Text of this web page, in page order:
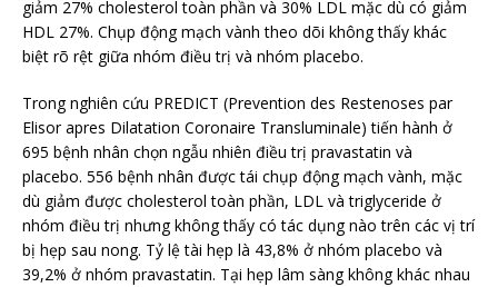
giảm 27% cholesterol toàn phần và 30% LDL mặc dù có giảm
HDL 27%. Chụp động mạch vành theo dõi không thấy khác
biệt rõ rệt giữa nhóm điều trị và nhóm placebo.
Trong nghiên cứu PREDICT (Prevention des Restenoses par
Elisor apres Dilatation Coronaire Transluminale) tiến hành ở
695 bệnh nhân chọn ngẫu nhiên điều trị pravastatin và
placebo. 556 bệnh nhân được tái chụp động mạch vành, mặc
dù giảm được cholesterol toàn phần, LDL và triglyceride ở
nhóm điều trị nhưng không thấy có tác dụng nào trên các vị trí
bị hẹp sau nong. Tỷ lệ tài hẹp là 43,8% ở nhóm placebo và
39,2% ở nhóm pravastatin. Tại hẹp lâm sàng không khác nhau